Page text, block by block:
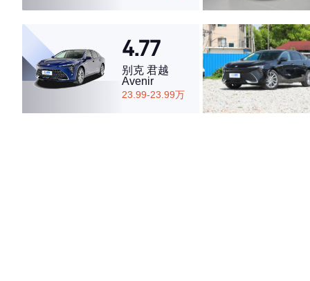
4.77
别克 君越
Avenir
23.99-23.99万